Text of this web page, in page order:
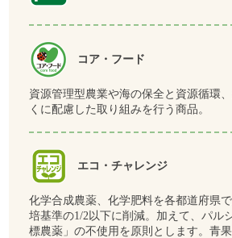
コア・フード
資源管理型農業や海の保全と資源循環
くに配慮した取り組みを行う商品。
エコ・チャレンジ
化学合成農薬、化学肥料を各都道府県
培基準の1/2以下に削減。加えて、パル
標農薬」の不使用を原則とします。青